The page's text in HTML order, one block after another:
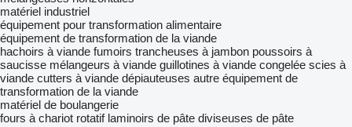
matériel industriel
équipement pour transformation alimentaire
équipement de transformation de la viande
hachoirs à viande fumoirs trancheuses à jambon poussoirs à
saucisse mélangeurs à viande guillotines à viande congelée scies à
viande cutters à viande dépiauteuses autre équipement de
transformation de la viande
matériel de boulangerie
fours à chariot rotatif laminoirs de pâte diviseuses de pâte